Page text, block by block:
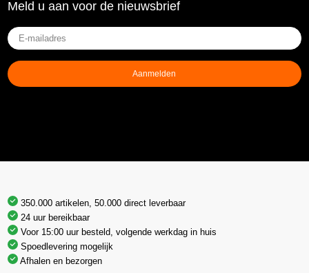
Meld u aan voor de nieuwsbrief
E-
mailadres(Vereist)
Aanmelden
350.000 artikelen, 50.000 direct leverbaar
24 uur bereikbaar
Voor 15:00 uur besteld, volgende werkdag in huis
Spoedlevering mogelijk
Afhalen en bezorgen